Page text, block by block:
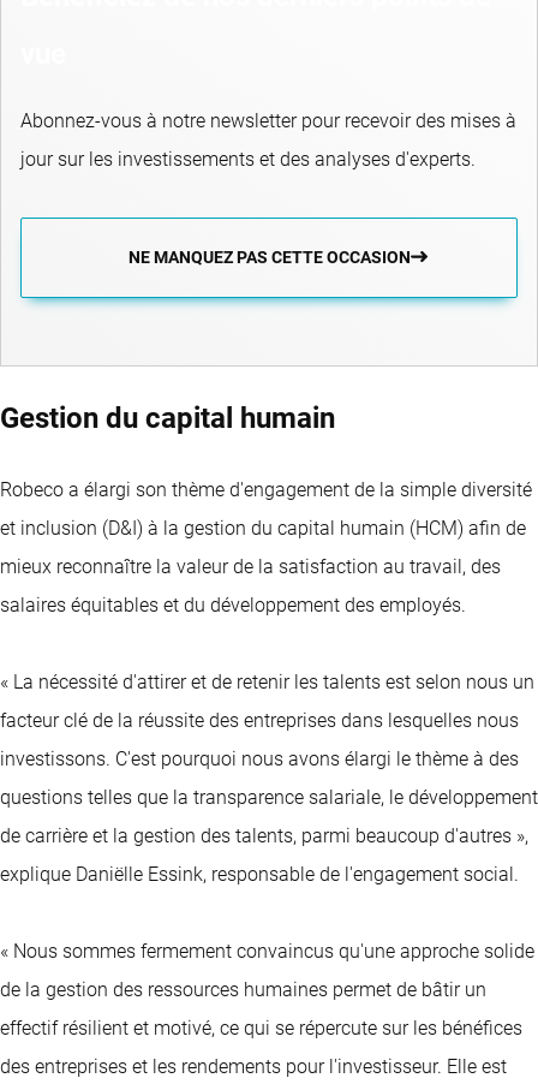
Abonnez-vous à notre newsletter pour recevoir des mises à
jour sur les investissements et des analyses d'experts.
NE MANQUEZ PAS CETTE OCCASION
Gestion du capital humain
Robeco a élargi son thème d'engagement de la simple diversité
et inclusion (D&I) à la gestion du capital humain (HCM) afin de
mieux reconnaître la valeur de la satisfaction au travail, des
salaires équitables et du développement des employés.
« La nécessité d'attirer et de retenir les talents est selon nous un
facteur clé de la réussite des entreprises dans lesquelles nous
investissons. C'est pourquoi nous avons élargi le thème à des
questions telles que la transparence salariale, le développement
de carrière et la gestion des talents, parmi beaucoup d'autres »,
explique Daniëlle Essink, responsable de l'engagement social.
« Nous sommes fermement convaincus qu'une approche solide
de la gestion des ressources humaines permet de bâtir un
effectif résilient et motivé, ce qui se répercute sur les bénéfices
des entreprises et les rendements pour l'investisseur. Elle est